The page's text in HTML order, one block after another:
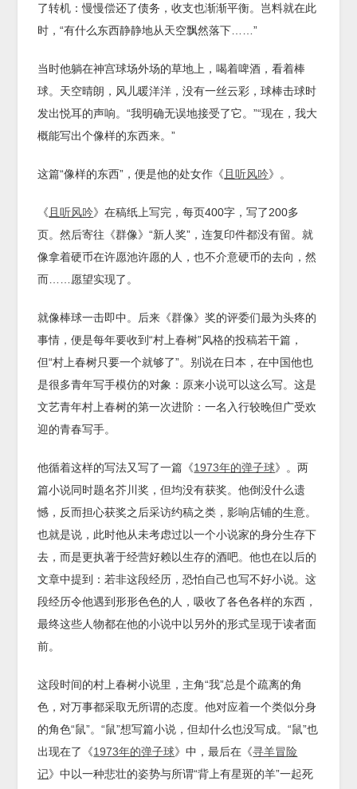
了转机：慢慢偿还了债务，收支也渐渐平衡。岂料就在此
时，“有什么东西静静地从天空飘然落下……”
当时他躺在神宫球场外场的草地上，喝着啤酒，看着棒
球。天空晴朗，风儿暖洋洋，没有一丝云彩，球棒击球时
发出悦耳的声响。“我明确无误地接受了它。”“现在，我大
概能写出个像样的东西来。”
这篇“像样的东西”，便是他的处女作《 且听风吟》。
《 且听风吟》在稿纸上写完，每页400字，写了200多
页。然后寄往《群像》“新人奖”，连复印件都没有留。就
像拿着硬币在许愿池许愿的人，也不介意硬币的去向，然
而……愿望实现了。
就像棒球一击即中。后来《群像》奖的评委们最为头疼的
事情，便是每年要收到“村上春树”风格的投稿若干篇，
但“村上春树只要一个就够了”。别说在日本，在中国他也
是很多青年写手模仿的对象：原来小说可以这么写。这是
文艺青年村上春树的第一次进阶：一名入行较晚但广受欢
迎的青春写手。
他循着这样的写法又写了一篇《1973年的弹子球》。两
篇小说同时题名芥川奖，但均没有获奖。他倒没什么遗
憾，反而担心获奖之后采访约稿之类，影响店铺的生意。
也就是说，此时他从未考虑过以一个小说家的身分生存下
去，而是更执著于经营好赖以生存的酒吧。他也在以后的
文章中提到：若非这段经历，恐怕自己也写不好小说。这
段经历令他遇到形形色色的人，吸收了各色各样的东西，
最终这些人物都在他的小说中以另外的形式呈现于读者面
前。
这段时间的村上春树小说里，主角“我”总是个疏离的角
色，对万事都采取无所谓的态度。他对应着一个类似分身
的角色“鼠”。“鼠”想写篇小说，但却什么也没写成。“鼠”也
出现在了《1973年的弹子球》中，最后在《寻羊冒险
记》中以一种悲壮的姿势与所谓“背上有星斑的羊”一起死